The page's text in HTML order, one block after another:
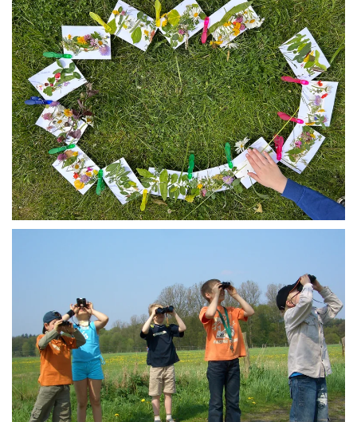
ZOOM (+)
ZOOM (+)